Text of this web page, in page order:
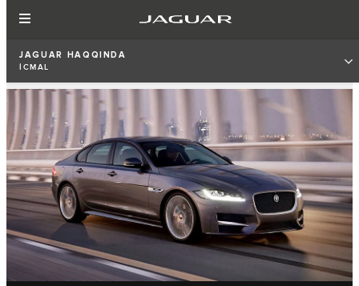
JAGUAR HAQQINDA
İCMAL